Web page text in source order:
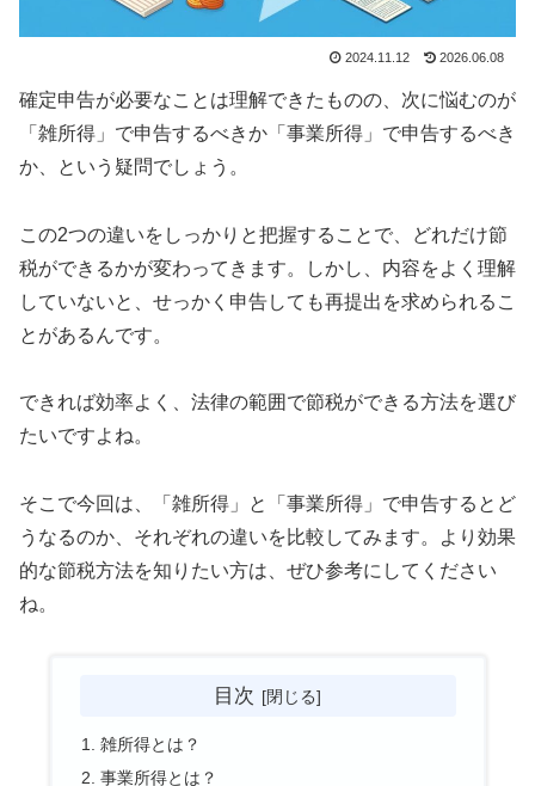
2024.11.12 2026.06.08
確定申告が必要なことは理解できたものの、次に悩むのが
「雑所得」で申告するべきか「事業所得」で申告するべき
か、という疑問でしょう。
この2つの違いをしっかりと把握することで、どれだけ節
税ができるかが変わってきます。しかし、内容をよく理解
していないと、せっかく申告しても再提出を求められるこ
とがあるんです。
できれば効率よく、法律の範囲で節税ができる方法を選び
たいですよね。
そこで今回は、「雑所得」と「事業所得」で申告するとど
うなるのか、それぞれの違いを比較してみます。より効果
的な節税方法を知りたい方は、ぜひ参考にしてください
ね。
目次
雑所得とは？
事業所得とは？